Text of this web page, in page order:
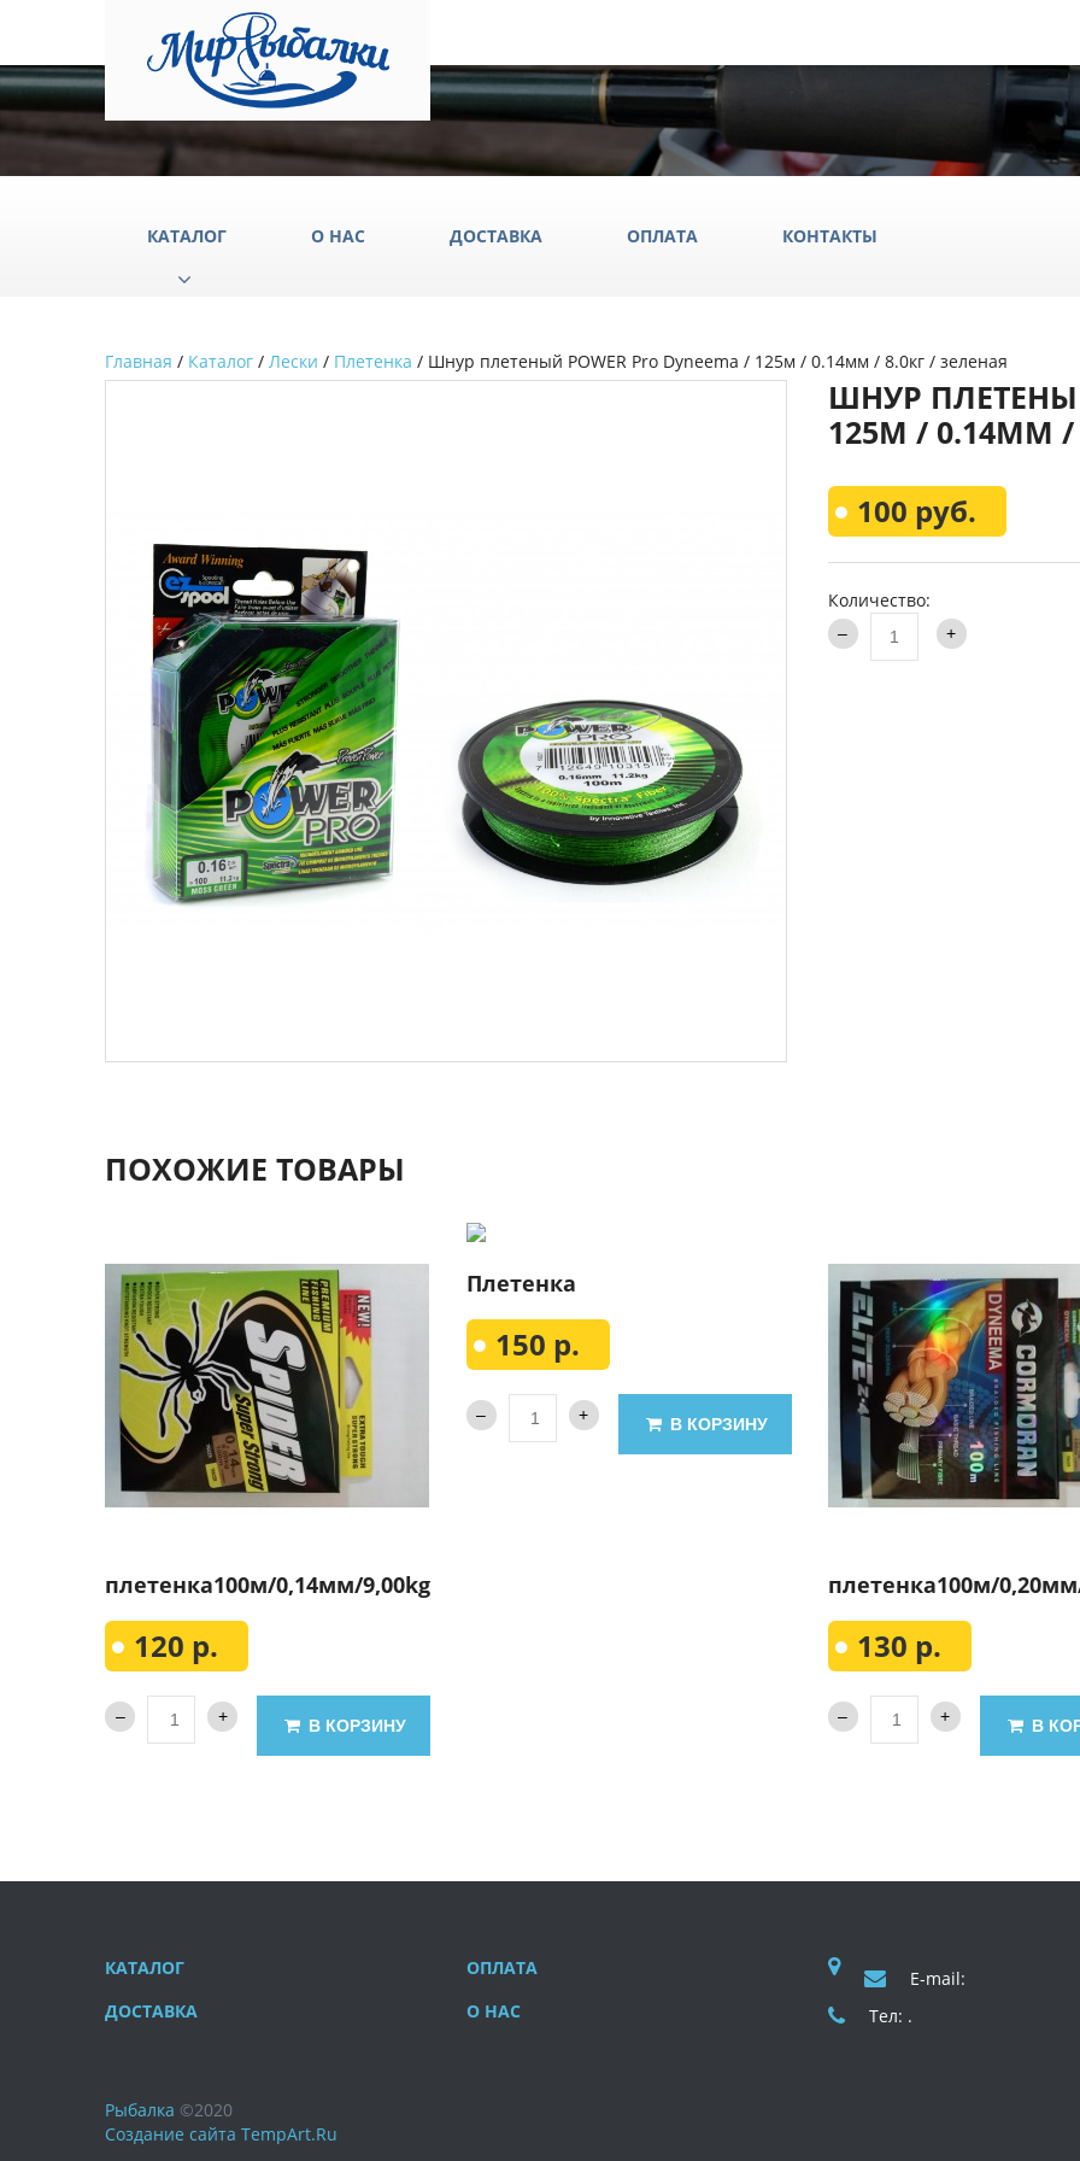
КАТАЛОГ
Аксессуары
Поплавки
Прикормки
Сетевые снасти
Снасти на мирную рыбу
Туристическое снаряжение
Ящики
Грузила
Удочки
Технопланктон
Всё
О НАС ДОСТАВКА ОПЛАТА КОНТАКТЫ
Главная / Каталог / Лески / Плетенка / Шнур плетеный POWER Pro Dyneema / 125м / 0.14мм / 8.0кг / зеленая
ШНУР ПЛЕТЕНЫЙ
125М / 0.14ММ /
100 руб.
Количество:
ПОХОЖИЕ ТОВАРЫ
плетенка100м/0,14мм/9,00kg
120 р.
В КОРЗИНУ
Плетенка
150 р.
В КОРЗИНУ
плетенка100м/
130 р.
В
КАТАЛОГ
ДОСТАВКА
ОПЛАТА
О НАС
E-mail:
Тел: .
Рыбалка ©2020
Создание сайта TempArt.Ru